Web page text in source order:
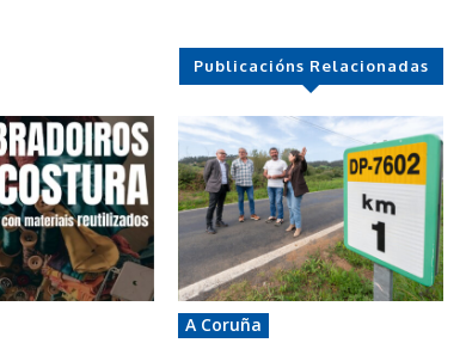
Publicacións Relacionadas
A Coruña